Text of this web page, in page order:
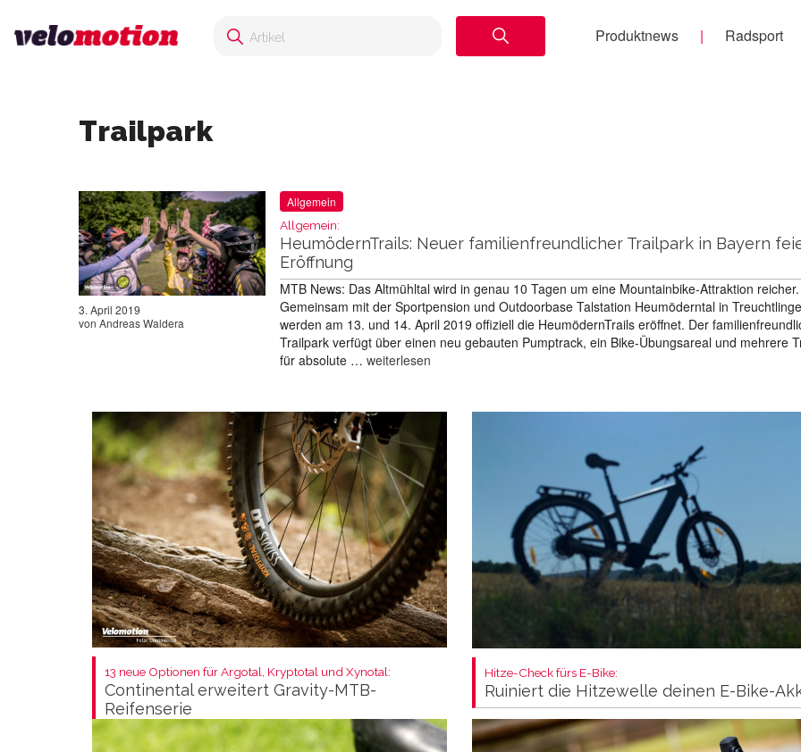
Produktnews Radsport
Trailpark
3. April 2019
von Andreas Waldera
Allgemein
Allgemein:
HeumödernTrails: Neuer familienfreundlicher Trailpark in Bayern
Eröffnung
MTB News: Das Altmühltal wird in genau 10 Tagen um eine Mountainbike-Attraktion reicher.
Gemeinsam mit der Sportpension und Outdoorbase Talstation Heumöderntal in
werden am 13. und 14. April 2019 offiziell die HeumödernTrails eröffnet. Der
Trailpark verfügt über einen neu gebauten Pumptrack, ein Bike-Übungsareal und mehrere
für absolute … weiterlesen
13 neue Optionen für Argotal, Kryptotal und Xynotal:
Continental erweitert Gravity-MTB-
Reifenserie
Hitze-Check fürs E-Bike:
Ruiniert die Hitzewelle deinen E-Bike-